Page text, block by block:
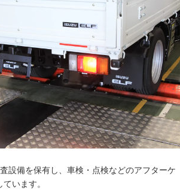
設備を保有し、車検・点検などのアフターケ
います。